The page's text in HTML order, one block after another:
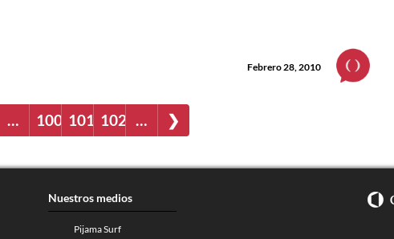
Febrero 28, 2010
… 100 101 102 … ❯
Nuestros medios
Pijama Surf